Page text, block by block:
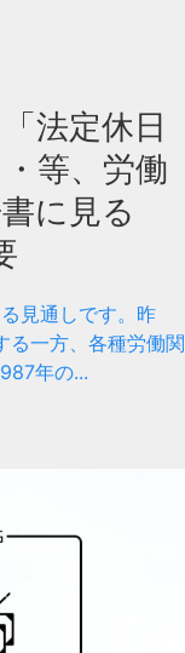
法定休日
等、労働
に見る
見通しです。昨
る一方、各種労働関
年の...